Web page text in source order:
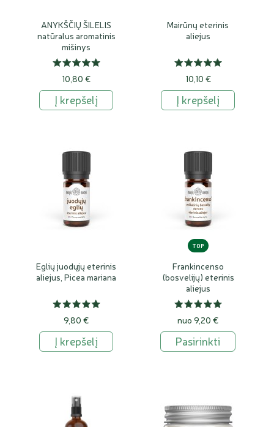
ANYKŠČIŲ ŠILELIS
natūralus aromatinis
mišinys
10,80 €
Į krepšelį
Mairūnų eterinis
aliejus
10,10 €
Į krepšelį
Eglių juodųjų eterinis
aliejus, Picea mariana
9,80 €
Į krepšelį
TOP
Frankincenso
(bosvelijų) eterinis
aliejus
nuo 9,20 €
Pasirinkti